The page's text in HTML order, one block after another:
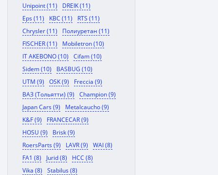
Unipoint (11)
DREIK (11)
Eps (11)
KBC (11)
RTS (11)
Chrysler (11)
Полиуретан (11)
FISCHER (11)
Mobiletron (10)
IT AKEBONO (10)
Cifam (10)
Sidem (10)
BASBUG (10)
UTM (9)
OSK (9)
Freccia (9)
ВАЗ (Тольятти) (9)
Champion (9)
Japan Cars (9)
Metalcaucho (9)
K&F (9)
FRANCECAR (9)
HOSU (9)
Brisk (9)
RoersParts (9)
LAVR (9)
WAI (8)
FA1 (8)
Jurid (8)
HCC (8)
Vika (8)
Stabilus (8)